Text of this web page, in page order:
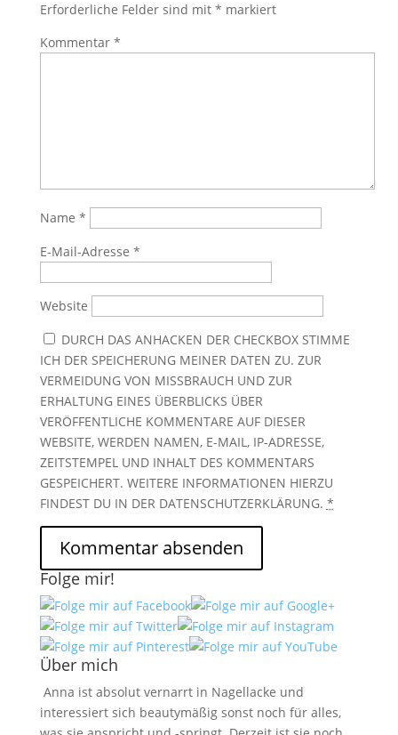
Erforderliche Felder sind mit * markiert
Kommentar *
Name *
E-Mail-Adresse *
Website
DURCH DAS ANHACKEN DER CHECKBOX STIMME
ICH DER SPEICHERUNG MEINER DATEN ZU. ZUR
VERMEIDUNG VON MISSBRAUCH UND ZUR
ERHALTUNG EINES ÜBERBLICKS ÜBER
VERÖFFENTLICHE KOMMENTARE AUF DIESER
WEBSITE, WERDEN NAMEN, E-MAIL, IP-ADRESSE,
ZEITSTEMPEL UND INHALT DES KOMMENTARS
GESPEICHERT. WEITERE INFORMATIONEN HIERZU
FINDEST DU IN DER DATENSCHUTZERKLÄRUNG. *
Folge mir!
Über mich
Anna ist absolut vernarrt in Nagellacke und
interessiert sich beautymäßig sonst noch für alles,